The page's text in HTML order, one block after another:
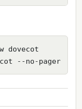
dovecot
--no-pager